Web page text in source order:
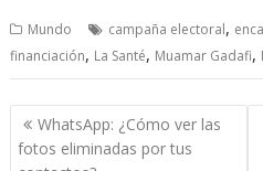
e
b
o
o
itt
er
ai
l
at
s
A
p
ss
e
n
Mundo campaña electoral,
financiación, La Santé, Muamar Gadafi,
Post
navigation
WhatsApp: ¿Cómo ver las
fotos eliminadas por tus